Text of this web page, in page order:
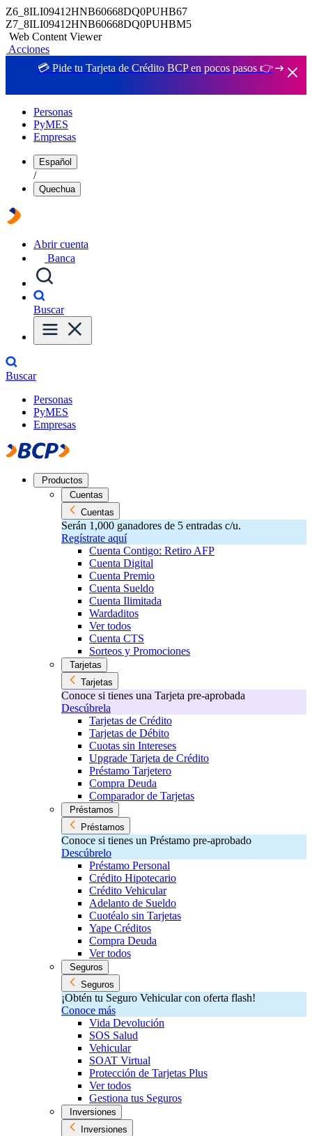
Z6_8ILI09412HNB60668DQ0PUHB67
Z7_8ILI09412HNB60668DQ0PUHBM5
Web Content Viewer
Acciones
💳 Pide tu Tarjeta de Crédito BCP en pocos pasos 👉
Personas
PyMES
Empresas
Español
/
Quechua
Abrir cuenta
Banca
Buscar
Buscar
Personas
PyMES
Empresas
Productos
Cuentas
Cuentas
Serán 1,000 ganadores de 5 entradas c/u.
Regístrate aquí
Cuenta Contigo: Retiro AFP
Cuenta Digital
Cuenta Premio
Cuenta Sueldo
Cuenta Ilimitada
Wardaditos
Ver todos
Cuenta CTS
Sorteos y Promociones
Tarjetas
Tarjetas
Conoce si tienes una Tarjeta pre-aprobada
Descúbrela
Tarjetas de Crédito
Tarjetas de Débito
Cuotas sin Intereses
Upgrade Tarjeta de Crédito
Préstamo Tarjetero
Compra Deuda
Comparador de Tarjetas
Préstamos
Préstamos
Conoce si tienes un Préstamo pre-aprobado
Descúbrelo
Préstamo Personal
Crédito Hipotecario
Crédito Vehicular
Adelanto de Sueldo
Cuotéalo sin Tarjetas
Yape Créditos
Compra Deuda
Ver todos
Seguros
Seguros
¡Obtén tu Seguro Vehicular con oferta flash!
Conoce más
Vida Devolución
SOS Salud
Vehicular
SOAT Virtual
Protección de Tarjetas Plus
Ver todos
Gestiona tus Seguros
Inversiones
Inversiones